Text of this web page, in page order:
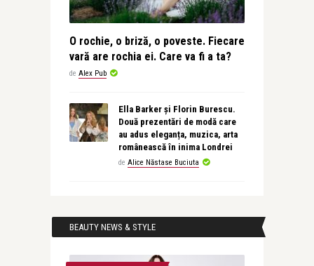
O rochie, o briză, o poveste. Fiecare
vară are rochia ei. Care va fi a ta?
de Alex Pub
Ella Barker și Florin Burescu.
Două prezentări de modă care
au adus eleganța, muzica, arta
românească în inima Londrei
de Alice Năstase Buciuta
BEAUTY NEWS & STYLE